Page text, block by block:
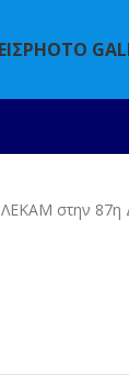
PHOTO
ΛΕΚΑΜ στην